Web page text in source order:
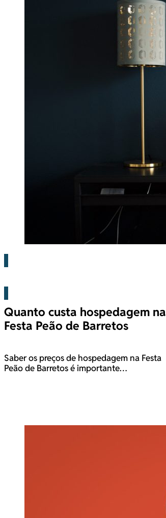
Quanto custa hospedagem na
Festa Peão de Barretos
Saber os preços de hospedagem na Festa
Peão de Barretos é importante…